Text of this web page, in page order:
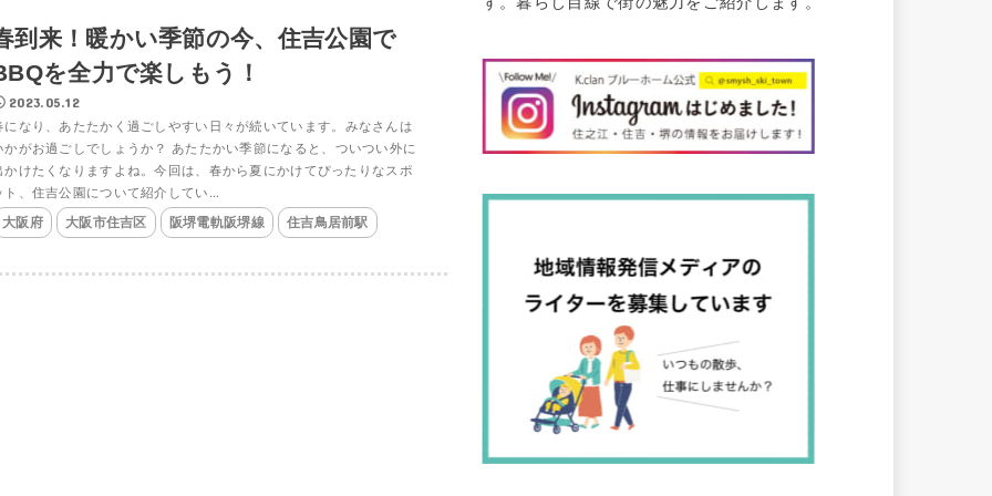
到来！暖かい季節の今、住吉公園で
を全力で楽しもう！
2023.05.12
になり、あたたかく過ごしやすい日々が続いています。みなさんは
かがお過ごしでしょうか？ あたたかい季節になると、ついつい外に
かけたくなりますよね。今回は、春から夏にかけてぴったりなスポ
ト、住吉公園について紹介してい...
大阪府 大阪市住吉区 阪堺電軌阪堺線 住吉鳥居前駅